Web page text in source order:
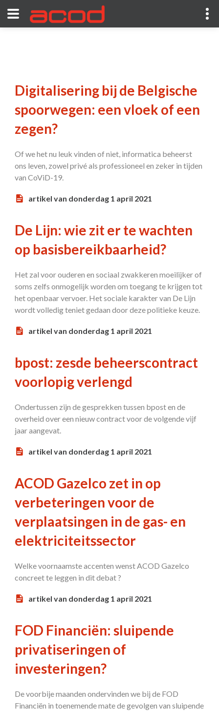
Digitalisering bij de Belgische
spoorwegen: een vloek of een
zegen?
Of we het nu leuk vinden of niet, informatica beheerst
ons leven, zowel privé als professioneel en zeker in tijden
van CoViD-19.
artikel van donderdag 1 april 2021
De Lijn: wie zit er te wachten
op basisbereikbaarheid?
Het zal voor ouderen en sociaal zwakkeren moeilijker of
soms zelfs onmogelijk worden om toegang te krijgen tot
het openbaar vervoer. Het sociale karakter van De Lijn
wordt volledig teniet gedaan door deze politieke keuze.
artikel van donderdag 1 april 2021
bpost: zesde beheerscontract
voorlopig verlengd
Ondertussen zijn de gesprekken tussen bpost en de
overheid over een nieuw contract voor de volgende vijf
jaar aangevat.
artikel van donderdag 1 april 2021
ACOD Gazelco zet in op
verbeteringen voor de
verplaatsingen in de gas- en
elektriciteitssector
Welke voornaamste accenten wenst ACOD Gazelco
concreet te leggen in dit debat ?
artikel van donderdag 1 april 2021
FOD Financiën: sluipende
privatiseringen of
investeringen?
De voorbije maanden ondervinden we bij de FOD
Financiën in toenemende mate de gevolgen van sluipende